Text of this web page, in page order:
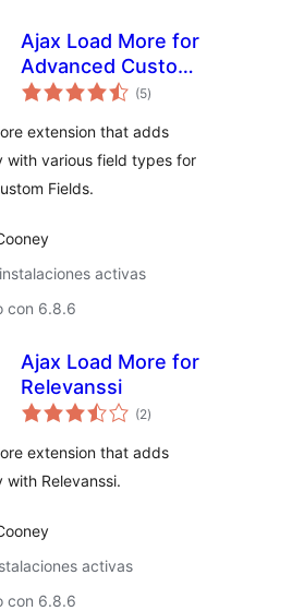
Ajax Load More for
Advanced Custom
Fields
(5valoraciones
en
)
extension that adds
with various field types for
Fields.
activas
con 6.8.6
Ajax Load More for
Relevanssi
(2valoraciones
en
)
extension that adds
Relevanssi.
activas
con 6.8.6